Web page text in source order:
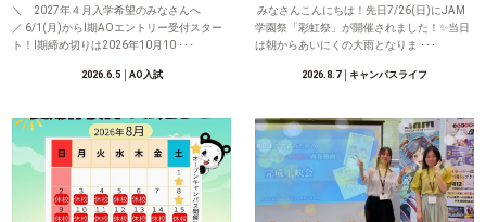
＼ 2027年４月入学希望のみなさんへ
／ 6/1(月)からⅠ期AOエントリー受付スター
ト！Ⅰ期締め切りは2026年10月10 ･･･
2026.6.5│AO入試
みなさんこんにちは！先日7/26(日)にJAM
学園祭「彩虹祭」が開催されました！✨当日
は朝からあいにくの大雨となりま ･･･
2026.8.7│キャンパスライフ